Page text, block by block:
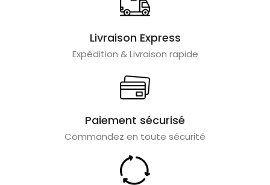
Livraison Express
Expédition & Livraison rapide
Paiement sécurisé
Commandez en toute sécurité